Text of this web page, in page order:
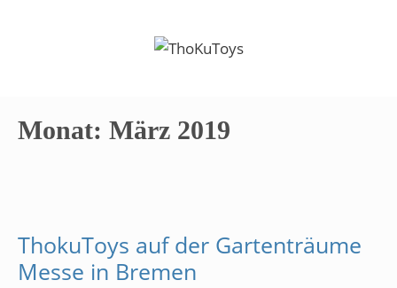
Monat: März 2019
ThokuToys auf der Gartenträume
Messe in Bremen